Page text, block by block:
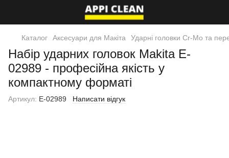
Каталог Аксесуари для Макіта Ударні головки Cr-Mo та
Набір ударних головок Makita E-
02989 - професійна якість у
компактному форматі
Артикул: E-02989 Написати відгук